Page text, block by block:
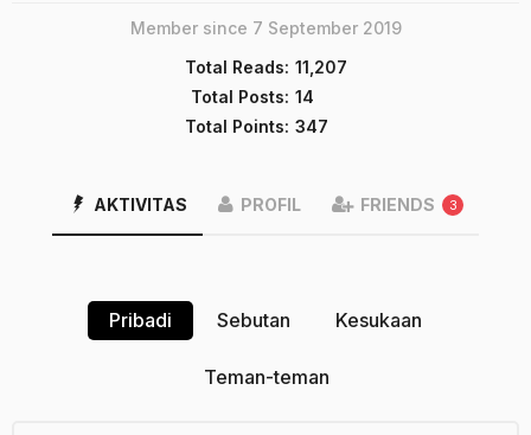
Member since 7 September 2019
Total Reads: 11,207
Total Posts: 14
Total Points: 347
AKTIVITAS PROFIL FRIENDS 3
Pribadi Sebutan Kesukaan
Teman-teman